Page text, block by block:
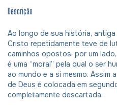
Descrição
Ao longo de sua história,
Cristo repetidamente teve de
caminhos opostos: por um
é uma “moral” pela qual o ser
ao mundo e a si mesmo. Assim
de Deus é colocada em
completamente descartada.